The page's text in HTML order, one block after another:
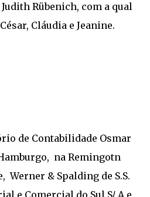
Rübenich, com a qual
Cláudia e Jeanine.
de Contabilidade Osmar
na Remingotn
Werner & Spalding de S.S.
e Comercial do Sul S/ A e